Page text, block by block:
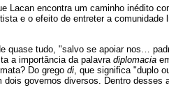
Lacan encontra um caminho inédito
e o efeito de entreter a comunidade
quase tudo, "salvo se apoiar nos…
a importância da palavra diplomacia
Do grego di , que significa "duplo
governos diversos. Dentro desses